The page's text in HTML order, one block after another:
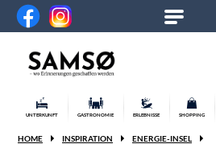
UNTERKUNFT GASTRONOMIE ERLEBNISSE SHOPPING
HOME INSPIRATION
ENERGIE-INSEL